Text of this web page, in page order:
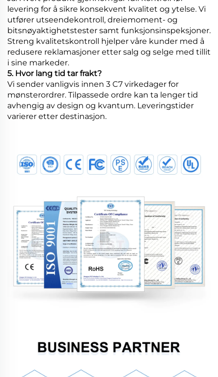
levering for å sikre konsekvent kvalitet og ytelse. Vi
utfører utseendekontroll, dreiemoment- og
bitsnøyaktighetstester samt funksjonsinspeksjoner.
Streng kvalitetskontroll hjelper våre kunder med å
redusere reklamasjoner etter salg og selge med tillit
i sine markeder.
5. Hvor lang tid tar frakt?
Vi sender vanligvis innen 3 C7 virkedager for
mønsterordrer. Tilpassede ordre kan ta lenger tid
avhengig av design og kvantum. Leveringstider
varierer etter destinasjon.